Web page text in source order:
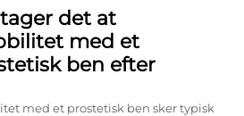
det at
med et
ben efter
med et prostetisk ben sker typisk